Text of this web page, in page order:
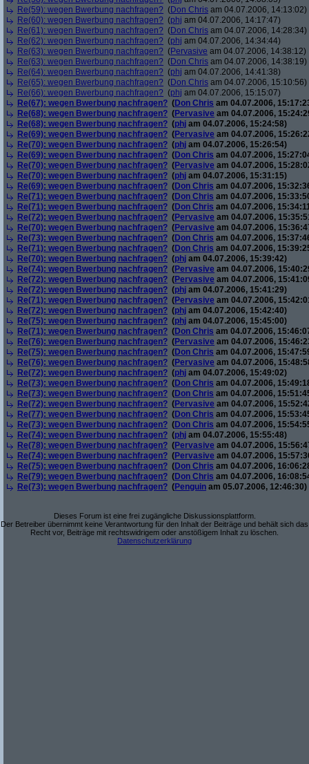
Re(59): wegen Bwerbung nachfragen? (Don Chris am 04.07.2006, 14:13:02)
Re(60): wegen Bwerbung nachfragen? (phj am 04.07.2006, 14:17:47)
Re(61): wegen Bwerbung nachfragen? (Don Chris am 04.07.2006, 14:28:34)
Re(62): wegen Bwerbung nachfragen? (phj am 04.07.2006, 14:34:44)
Re(63): wegen Bwerbung nachfragen? (Pervasive am 04.07.2006, 14:38:12)
Re(63): wegen Bwerbung nachfragen? (Don Chris am 04.07.2006, 14:38:19)
Re(64): wegen Bwerbung nachfragen? (phj am 04.07.2006, 14:41:38)
Re(65): wegen Bwerbung nachfragen? (Don Chris am 04.07.2006, 15:10:56)
Re(66): wegen Bwerbung nachfragen? (phj am 04.07.2006, 15:15:07)
Re(67): wegen Bwerbung nachfragen? (Don Chris am 04.07.2006,
Re(68): wegen Bwerbung nachfragen? (Pervasive am 04.07.2006,
Re(68): wegen Bwerbung nachfragen? (phj am 04.07.2006, 15:24:58)
Re(69): wegen Bwerbung nachfragen? (Pervasive am 04.07.2006,
Re(70): wegen Bwerbung nachfragen? (phj am 04.07.2006, 15:26:54)
Re(69): wegen Bwerbung nachfragen? (Don Chris am 04.07.2006,
Re(70): wegen Bwerbung nachfragen? (Pervasive am 04.07.2006,
Re(70): wegen Bwerbung nachfragen? (phj am 04.07.2006, 15:31:15)
Re(69): wegen Bwerbung nachfragen? (Don Chris am 04.07.2006,
Re(71): wegen Bwerbung nachfragen? (Don Chris am 04.07.2006,
Re(71): wegen Bwerbung nachfragen? (Don Chris am 04.07.2006,
Re(72): wegen Bwerbung nachfragen? (Pervasive am 04.07.2006,
Re(70): wegen Bwerbung nachfragen? (Pervasive am 04.07.2006,
Re(73): wegen Bwerbung nachfragen? (Don Chris am 04.07.2006,
Re(71): wegen Bwerbung nachfragen? (Don Chris am 04.07.2006,
Re(70): wegen Bwerbung nachfragen? (phj am 04.07.2006, 15:39:42)
Re(74): wegen Bwerbung nachfragen? (Pervasive am 04.07.2006,
Re(72): wegen Bwerbung nachfragen? (Pervasive am 04.07.2006,
Re(72): wegen Bwerbung nachfragen? (phj am 04.07.2006, 15:41:29)
Re(71): wegen Bwerbung nachfragen? (Pervasive am 04.07.2006,
Re(72): wegen Bwerbung nachfragen? (phj am 04.07.2006, 15:42:40)
Re(75): wegen Bwerbung nachfragen? (phj am 04.07.2006, 15:45:00)
Re(71): wegen Bwerbung nachfragen? (Don Chris am 04.07.2006,
Re(76): wegen Bwerbung nachfragen? (Pervasive am 04.07.2006,
Re(75): wegen Bwerbung nachfragen? (Don Chris am 04.07.2006,
Re(76): wegen Bwerbung nachfragen? (Pervasive am 04.07.2006,
Re(72): wegen Bwerbung nachfragen? (phj am 04.07.2006, 15:49:02)
Re(73): wegen Bwerbung nachfragen? (Don Chris am 04.07.2006,
Re(73): wegen Bwerbung nachfragen? (Don Chris am 04.07.2006,
Re(72): wegen Bwerbung nachfragen? (Pervasive am 04.07.2006,
Re(77): wegen Bwerbung nachfragen? (Don Chris am 04.07.2006,
Re(73): wegen Bwerbung nachfragen? (Don Chris am 04.07.2006,
Re(74): wegen Bwerbung nachfragen? (phj am 04.07.2006, 15:55:48)
Re(78): wegen Bwerbung nachfragen? (Pervasive am 04.07.2006,
Re(74): wegen Bwerbung nachfragen? (Pervasive am 04.07.2006,
Re(75): wegen Bwerbung nachfragen? (Don Chris am 04.07.2006,
Re(79): wegen Bwerbung nachfragen? (Don Chris am 04.07.2006,
Re(73): wegen Bwerbung nachfragen? (Penguin am 05.07.2006, 12:46:30)
Dieses Forum ist eine frei zugängliche Diskussionsplattform.
Der Betreiber übernimmt keine Verantwortung für den Inhalt der Beiträge und behält sich das
Recht vor, Beiträge mit rechtswidrigem oder anstößigem Inhalt zu löschen.
Datenschutzerklärung